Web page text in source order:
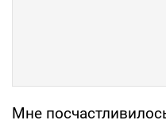
Мне